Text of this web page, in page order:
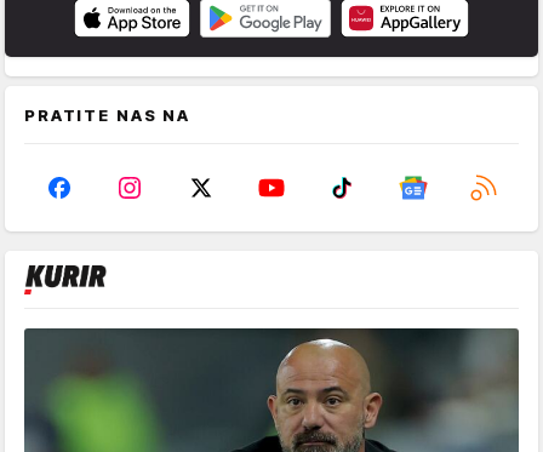
PRATITE NAS NA